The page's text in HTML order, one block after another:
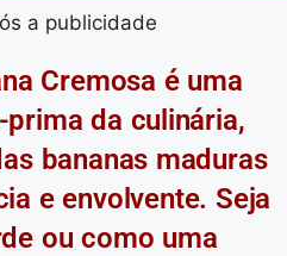
a publicidade
Cremosa é uma
da culinária,
bananas maduras
e envolvente. Seja
ou como uma